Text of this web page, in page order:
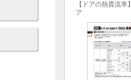
【ドアの熱貫流率】
ア